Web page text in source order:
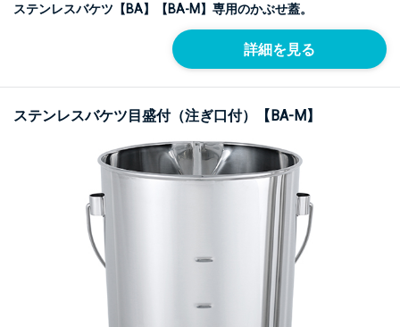
ステンレスバケツ【BA】【BA-M】専用のかぶせ蓋。
詳細を見る
ステンレスバケツ目盛付（注ぎ口付）【BA-M】